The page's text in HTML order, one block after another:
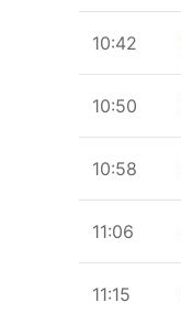
10:42
10:50
10:58
11:06
11:15